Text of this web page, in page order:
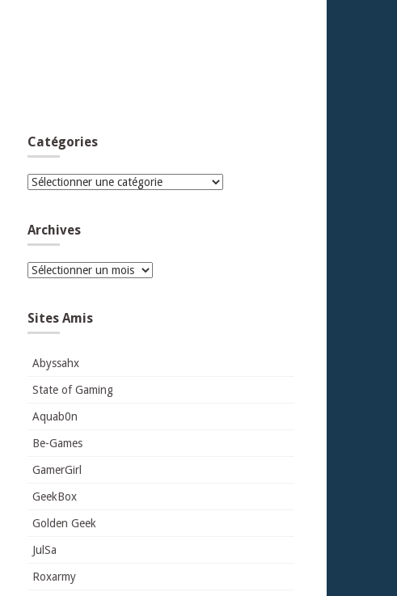
Catégories
Catégories
Archives
Archives
Sites Amis
Abyssahx
State of Gaming
Aquab0n
Be-Games
GamerGirl
GeekBox
Golden Geek
JulSa
Roxarmy